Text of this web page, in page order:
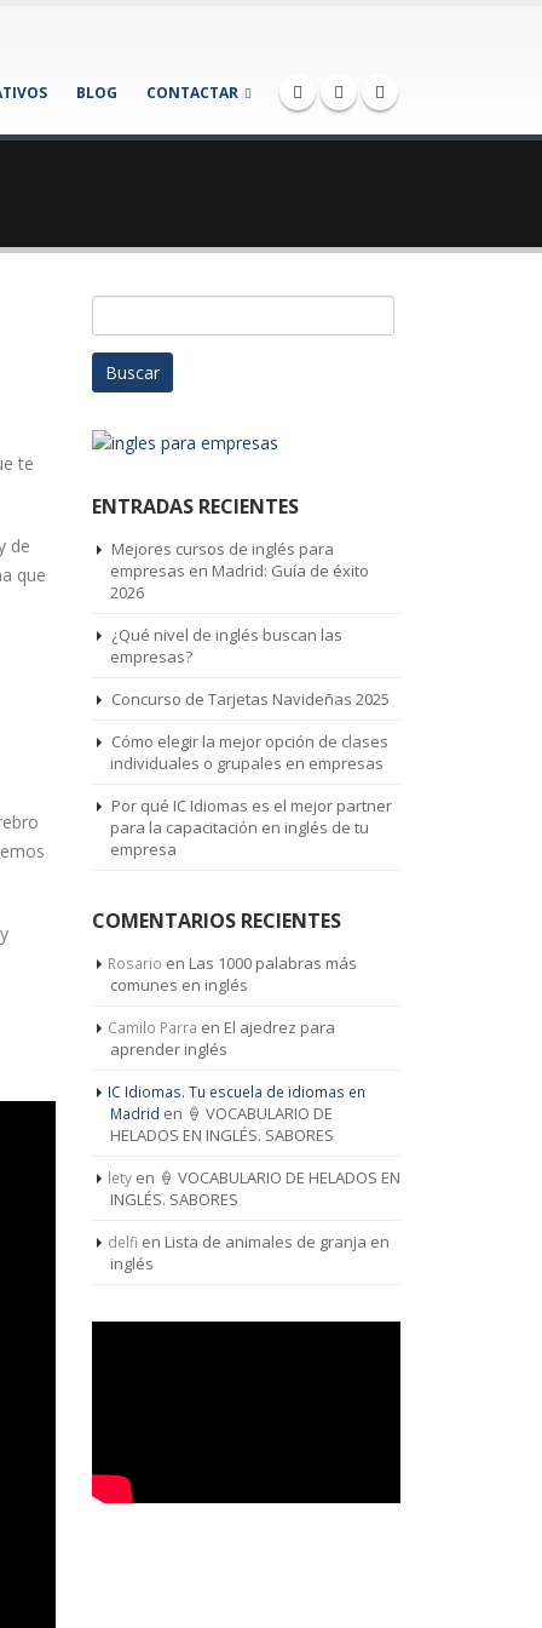
BLOG CONTACTAR
te
de
que
ENTRADAS RECIENTES
Mejores cursos de inglés para
empresas en Madrid: Guía de éxito
2026
¿Qué nivel de inglés buscan las
empresas?
Concurso de Tarjetas Navideñas 2025
Cómo elegir la mejor opción de clases
individuales o grupales en empresas
Por qué IC Idiomas es el mejor partner
para la capacitación en inglés de tu
empresa
COMENTARIOS RECIENTES
Rosario en Las 1000 palabras más
comunes en inglés
Camilo Parra en El ajedrez para
aprender inglés
IC Idiomas. Tu escuela de idiomas en
Madrid en 🍦 VOCABULARIO DE
HELADOS EN INGLÉS. SABORES
lety en 🍦 VOCABULARIO DE HELADOS EN
INGLÉS. SABORES
delfi en Lista de animales de granja en
inglés